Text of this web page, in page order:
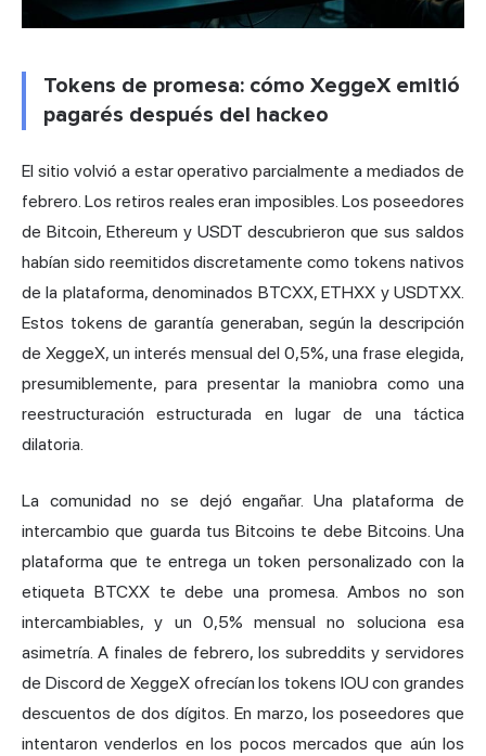
Tokens de promesa: cómo XeggeX emitió
pagarés después del hackeo
El sitio volvió a estar operativo parcialmente a mediados de
febrero. Los retiros reales eran imposibles. Los poseedores
de Bitcoin, Ethereum y USDT descubrieron que sus saldos
habían sido reemitidos discretamente como tokens nativos
de la plataforma, denominados BTCXX, ETHXX y USDTXX.
Estos tokens de garantía generaban, según la descripción
de XeggeX, un interés mensual del 0,5%, una frase elegida,
presumiblemente, para presentar la maniobra como una
reestructuración estructurada en lugar de una táctica
dilatoria.
La comunidad no se dejó engañar. Una plataforma de
intercambio que guarda tus Bitcoins te debe Bitcoins. Una
plataforma que te entrega un token personalizado con la
etiqueta BTCXX te debe una promesa. Ambos no son
intercambiables, y un 0,5% mensual no soluciona esa
asimetría. A finales de febrero, los subreddits y servidores
de Discord de XeggeX ofrecían los tokens IOU con grandes
descuentos de dos dígitos. En marzo, los poseedores que
intentaron venderlos en los pocos mercados que aún los